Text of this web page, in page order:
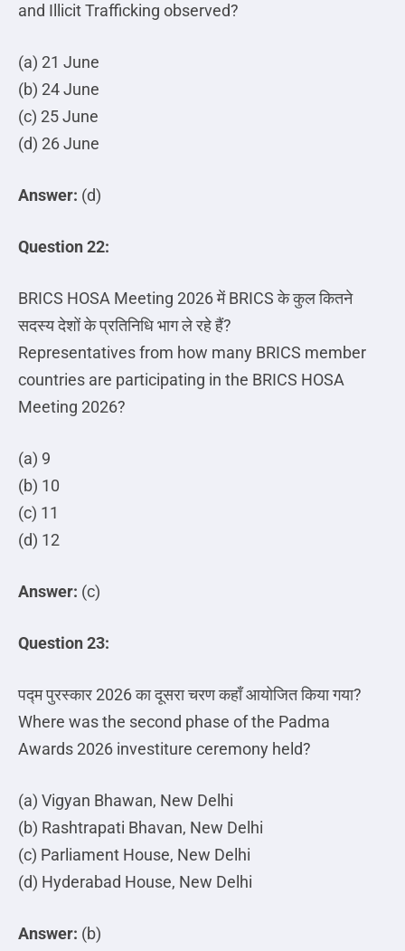
and Illicit Trafficking observed?
(a) 21 June
(b) 24 June
(c) 25 June
(d) 26 June
Answer: (d)
Question 22:
BRICS HOSA Meeting 2026मेंBRICSकेकुलकितने
सदस्यदेशोंकेप्रतिनिधिभागलेरहेहैं?
Representatives from how many BRICS member
countries are participating in the BRICS HOSA
Meeting 2026?
(a) 9
(b) 10
(c) 11
(d) 12
Answer: (c)
Question 23:
पद्मपुरस्कार 2026कादूसराचरणकहाँआयोजितकियागया?
Where was the second phase of the Padma
Awards 2026 investiture ceremony held?
(a) Vigyan Bhawan, New Delhi
(b) Rashtrapati Bhavan, New Delhi
(c) Parliament House, New Delhi
(d) Hyderabad House, New Delhi
Answer: (b)